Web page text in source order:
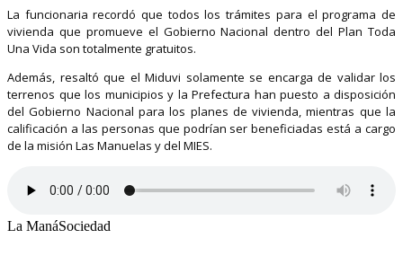
La funcionaria recordó que todos los trámites para el programa de
vivienda que promueve el Gobierno Nacional dentro del Plan Toda
Una Vida son totalmente gratuitos.
Además, resaltó que el Miduvi solamente se encarga de validar los
terrenos que los municipios y la Prefectura han puesto a disposición
del Gobierno Nacional para los planes de vivienda, mientras que la
calificación a las personas que podrían ser beneficiadas está a cargo
de la misión Las Manuelas y del MIES.
La ManáSociedad